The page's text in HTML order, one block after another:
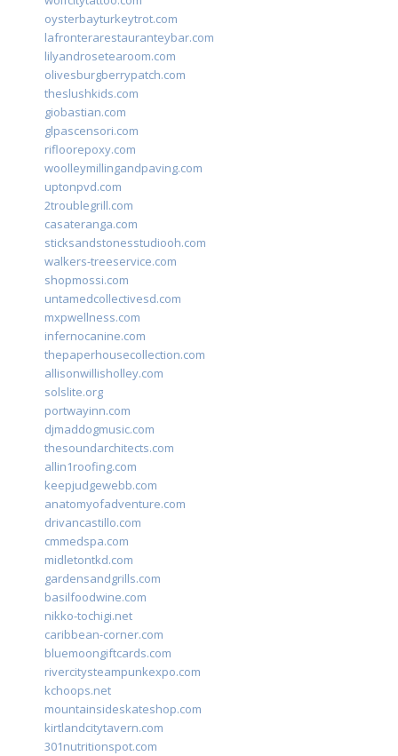
oysterbayturkeytrot.com
lafronterarestauranteybar.com
lilyandrosetearoom.com
olivesburgberrypatch.com
theslushkids.com
giobastian.com
glpascensori.com
rifloorepoxy.com
woolleymillingandpaving.com
uptonpvd.com
2troublegrill.com
casateranga.com
sticksandstonesstudiooh.com
walkers-treeservice.com
shopmossi.com
untamedcollectivesd.com
mxpwellness.com
infernocanine.com
thepaperhousecollection.com
allisonwillisholley.com
solslite.org
portwayinn.com
djmaddogmusic.com
thesoundarchitects.com
allin1roofing.com
keepjudgewebb.com
anatomyofadventure.com
drivancastillo.com
cmmedspa.com
midletontkd.com
gardensandgrills.com
basilfoodwine.com
nikko-tochigi.net
caribbean-corner.com
bluemoongiftcards.com
rivercitysteampunkexpo.com
kchoops.net
mountainsideskateshop.com
kirtlandcitytavern.com
301nutritionspot.com